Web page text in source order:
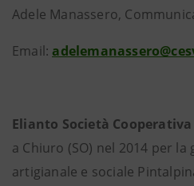
Adele Manassero,
Email:
Elianto Società
a Chiuro (SO) nel 2014 per
artigianale e sociale